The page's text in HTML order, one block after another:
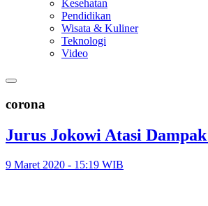
Kesehatan
Pendidikan
Wisata & Kuliner
Teknologi
Video
corona
Jurus Jokowi Atasi
9 Maret 2020 - 15:19 WIB